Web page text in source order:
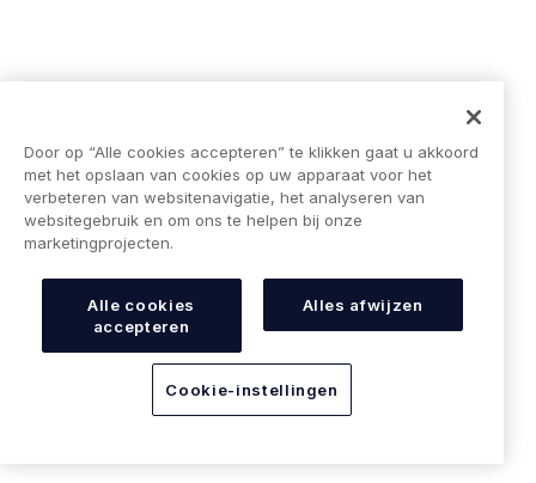
Lees meer
Door op “Alle cookies accepteren” te klikken gaat u akkoord
met het opslaan van cookies op uw apparaat voor het
verbeteren van websitenavigatie, het analyseren van
websitegebruik en om ons te helpen bij onze
marketingprojecten.
Alle cookies
accepteren
Alles afwijzen
Cookie-instellingen